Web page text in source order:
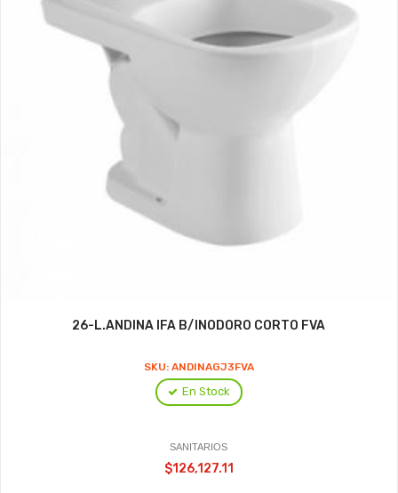
26-L.ANDINA IFA B/INODORO CORTO FVA
SKU: ANDINAGJ3FVA
En Stock
SANITARIOS
$126,127.11